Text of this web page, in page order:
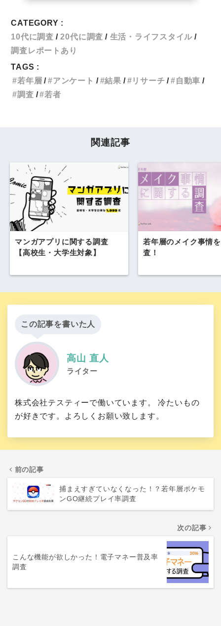
CATEGORY :
10代に調査
20代に調査
生活・ライフスタイル
調査レポートあり
TAGS :
若年層
アンケート 結果 リサーチ
自動車
調査
若者
関連記事
マンガアプリに関する調査
【高校生・大学生対象】
若年層のメイク事情
査！
この記事を書いた人
高山 直人
ライター
株式会社テスティーで働いています。 冷たいもの
が好きです。よろしくお願い致します。
前の記事
捕まえすぎていなくなった！？若年層ポケモ
ンGO継続プレイ率調査
次の記事
こんな機能が欲しかった！電子マネー普及率
調査